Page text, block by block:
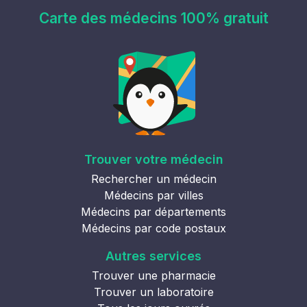
Carte des médecins 100% gratuit
Trouver votre médecin
Rechercher un médecin
Médecins par villes
Médecins par départements
Médecins par code postaux
Autres services
Trouver une pharmacie
Trouver un laboratoire